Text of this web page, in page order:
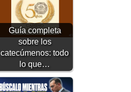
Guía completa
sobre los
catecúmenos: todo
lo que…